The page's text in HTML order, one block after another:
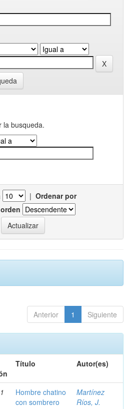
la busqueda.
| Ordenar por
Anterior 1 Siguiente
Título Autor(es)
Hombre chatino
con sombrero
Martínez
Ríos, J.